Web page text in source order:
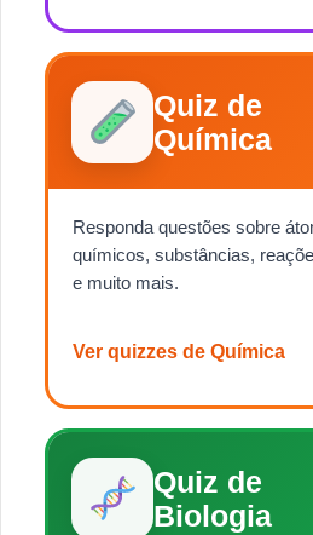
Quiz de
Química
Responda questões sobre
químicos, substâncias,
e muito mais.
Ver quizzes de Química
Quiz de
Biologia